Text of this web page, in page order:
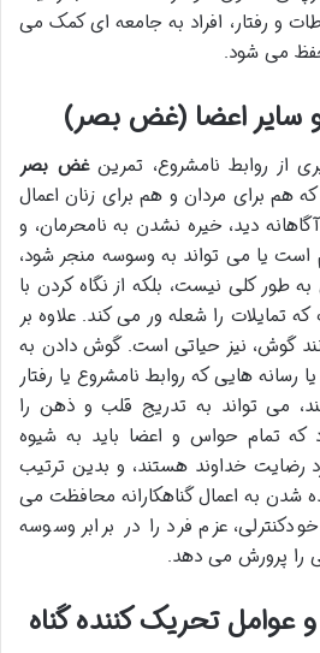
و رفتار، افراد به جامعه ای کمک می
می شود.
سایر اعضا (غض بصر)
از روابط نامشروع، تمرینغض بصر
هم برای مردان و هم برای زنان اعمال
دید، خیره نشدن به نامحرمان، و
است یا می تواند به وسوسه منجر شود،
طور کلی نیست، بلکه از نگاه کردن با
تمایلات را شعله ور می کند. علاوه بر
گوش، نیز حیاتی است. گوش دادن به
رسانه هایی که روابط نامشروع یا رفتار
می تواند به تدریج قلب و ذهن را
که تمام حواس و اعضا باید به شیوه
رضایت خداوند هستند، و بدین ترتیب
شدن به اعمال گناهکارانه محافظت می
عزم فرد را در برابر وسوسه
را پرورش می دهد.
تحریک کننده گناه